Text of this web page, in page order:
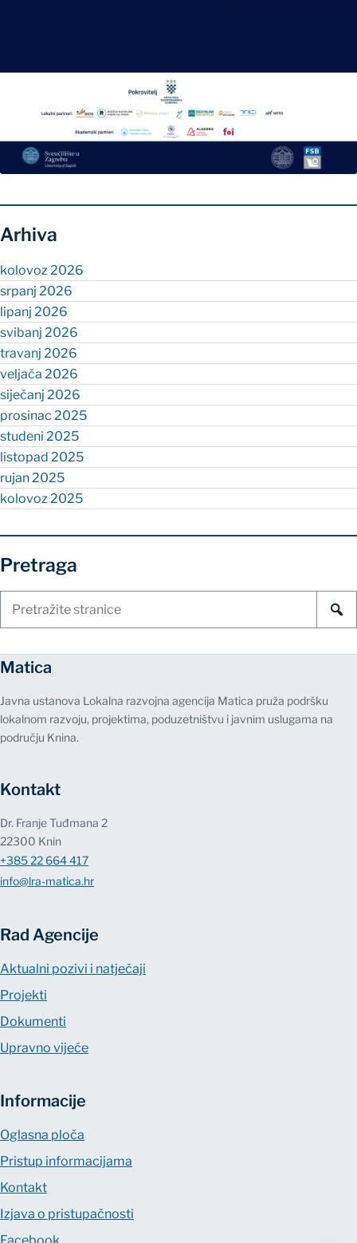
Arhiva
kolovoz 2026
srpanj 2026
lipanj 2026
svibanj 2026
travanj 2026
veljača 2026
siječanj 2026
prosinac 2025
studeni 2025
listopad 2025
rujan 2025
kolovoz 2025
Pretraga
Matica
Javna ustanova Lokalna razvojna agencija Matica pruža podršku
lokalnom razvoju, projektima, poduzetništvu i javnim uslugama na
području Knina.
Kontakt
Dr. Franje Tuđmana 2
22300 Knin
+385 22 664 417
info@lra-matica.hr
Rad Agencije
Aktualni pozivi i natječaji
Projekti
Dokumenti
Upravno vijeće
Informacije
Oglasna ploča
Pristup informacijama
Kontakt
Izjava o pristupačnosti
Facebook